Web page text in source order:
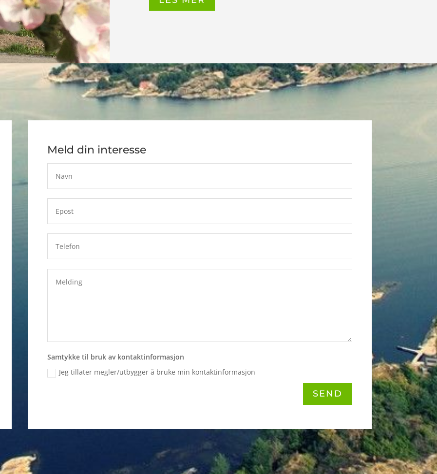
Meld din interesse
Samtykke til bruk av kontaktinformasjon
Jeg tillater megler/utbygger å bruke min kontaktinformasjon
SEND